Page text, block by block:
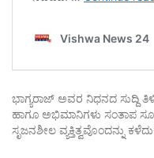
ಭಾಗ್ಯರಾಜ್ ಅವರ ನಿಧನದ ಸುದ್ದಿ
ಹಾಗೂ ಅಭಿಮಾನಿಗಳು ಸಂತಾಪ
ಸೃಜನಶೀಲ ವ್ಯಕ್ತಿತ್ವವೊಂದನ್ನು